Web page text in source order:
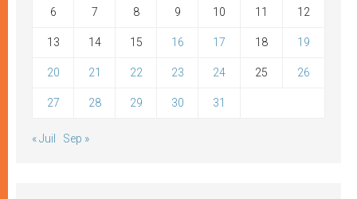
6 7 8 9 10 11 12
13 14 15 16 17 18 19
20 21 22 23 24 25 26
27 28 29 30 31
« Juil Sep »